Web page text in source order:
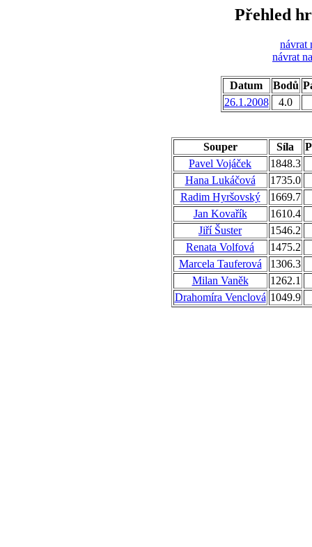
Přehled
návrat
návrat
Datum Bodů
26.1.2008
4.0
Souper Síla
Pavel Vojáček
1848.3
Hana Lukáčová
1735.0
Radim Hyršovský
1669.7
Jan Kovařík
1610.4
Jiří Šuster
1546.2
Renata Volfová
1475.2
Marcela Tauferová
1306.3
Milan Vaněk
1262.1
Drahomíra Venclová 1049.9